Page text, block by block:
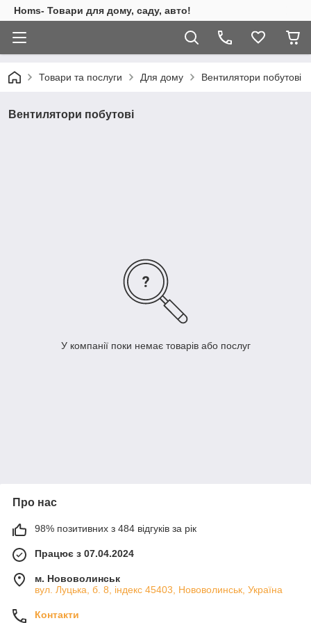
Homs- Товари для дому, саду, авто!
Товари та послуги Для дому Вентилятори побутові
Вентилятори побутові
У компанії поки немає товарів або послуг
Про нас
98% позитивних з 484 відгуків за рік
Працює з 07.04.2024
м. Нововолинськ
вул. Луцька, б. 8, індекс 45403, Нововолинськ, Україна
Контакти